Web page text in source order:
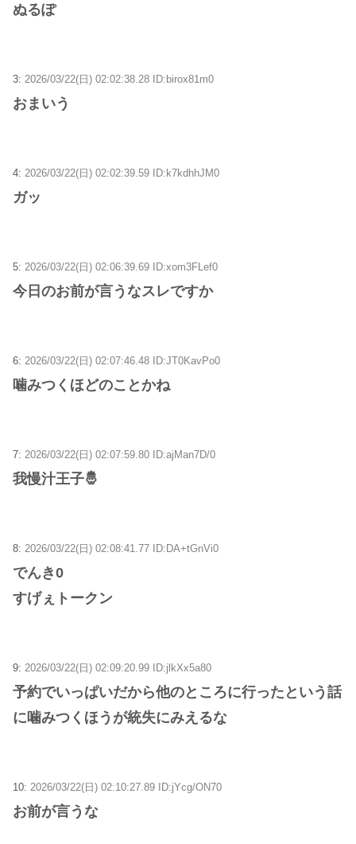
ぬるぽ
3: 2026/03/22(日) 02:02:38.28 ID:birox81m0
おまいう
4: 2026/03/22(日) 02:02:39.59 ID:k7kdhhJM0
ガッ
5: 2026/03/22(日) 02:06:39.69 ID:xom3FLef0
今日のお前が言うなスレですか
6: 2026/03/22(日) 02:07:46.48 ID:JT0KavPo0
噛みつくほどのことかね
7: 2026/03/22(日) 02:07:59.80 ID:ajMan7D/0
我慢汁王子🤴
8: 2026/03/22(日) 02:08:41.77 ID:DA+tGnVi0
でんき0
すげぇトークン
9: 2026/03/22(日) 02:09:20.99 ID:jlkXx5a80
予約でいっぱいだから他のところに行ったという話
に噛みつくほうが統失にみえるな
10: 2026/03/22(日) 02:10:27.89 ID:jYcg/ON70
お前が言うな